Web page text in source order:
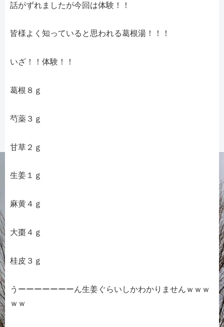
話がずれましたが今回は体験！！
皆様よく知っていると思われる葛根湯！！！
いざ！！体験！！
葛根８ｇ
芍薬３ｇ
甘草２ｇ
生姜１ｇ
麻黄４ｇ
大棗４ｇ
桂皮３ｇ
うーーーーーーーん生姜ぐらいしかわかりませんｗｗｗ
ｗｗ